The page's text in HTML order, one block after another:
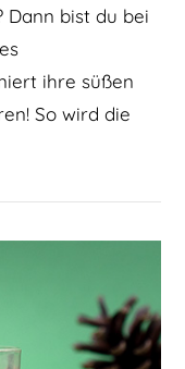
Dann bist du bei
ihre süßen
So wird die